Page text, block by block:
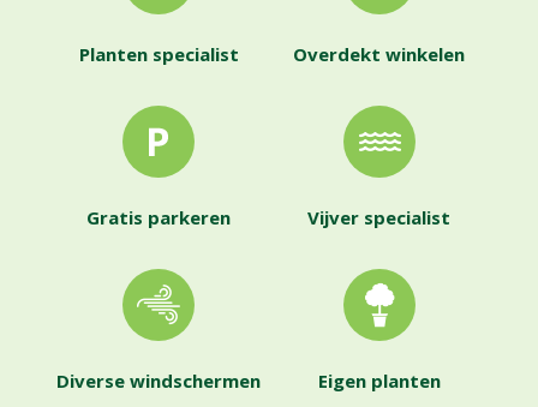
Planten specialist Overdekt winkelen
Gratis parkeren Vijver specialist
Diverse windschermen Eigen planten